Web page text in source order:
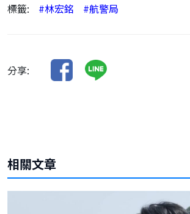
標籤: #林宏銘 #航警局
分享:
相關文章